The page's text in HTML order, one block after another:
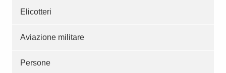
Elicotteri
Aviazione militare
Persone